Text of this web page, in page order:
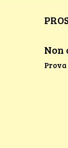
Non